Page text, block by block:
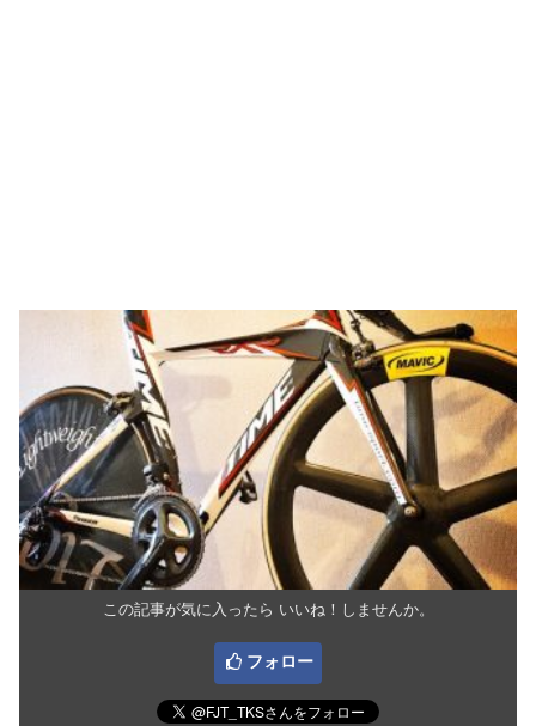
この記事が気に入ったら いいね！しませんか。
フォロー